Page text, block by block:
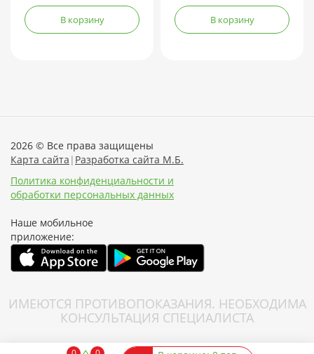
В корзину В корзину
2026 © Все права защищены
Карта сайта | Разработка сайта М.Б.
Политика конфиденциальности и
обработки персональных данных
Наше мобильное
приложение:
ИМЕЮТСЯ ПРОТИВОПОКАЗАНИЯ. НЕОБХОДИМА
КОНСУЛЬТАЦИЯ СПЕЦИАЛИСТА